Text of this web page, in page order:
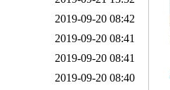
2019-09-20 08:42
2019-09-20 08:41
2019-09-20 08:41
2019-09-20 08:40